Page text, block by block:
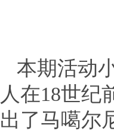
本期活动
人在18世纪
出了马噶尔